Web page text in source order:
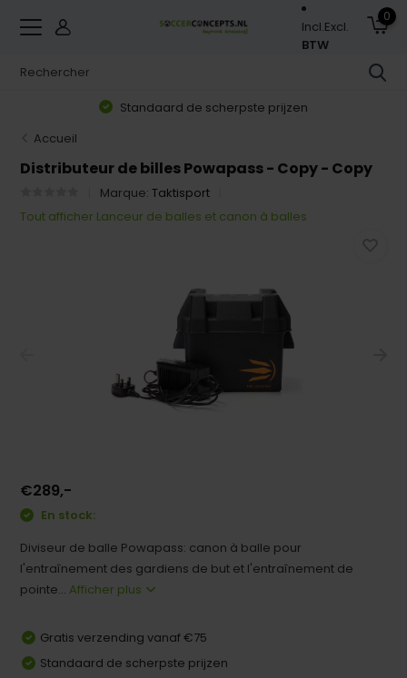
Incl.Excl.
BTW
0
Standaard de scherpste prijzen
Accueil
Distributeur de billes Powapass - Copy - Copy
Marque:Taktisport
Tout afficher Lanceur de balles et canon à balles
€289,-
En stock:
Diviseur de balle Powapass: canon à balle pour
l'entraînement des gardiens de but et l'entraînement de
pointe... Afficher plus
Gratis verzending vanaf €75
Standaard de scherpste prijzen